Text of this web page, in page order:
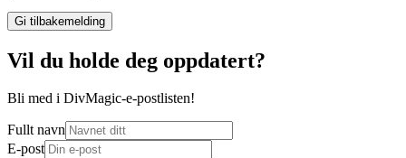
Gi tilbakemelding
Vil du holde deg oppdatert?
Bli med i DivMagic-e-postlisten!
Fullt navn
E-post